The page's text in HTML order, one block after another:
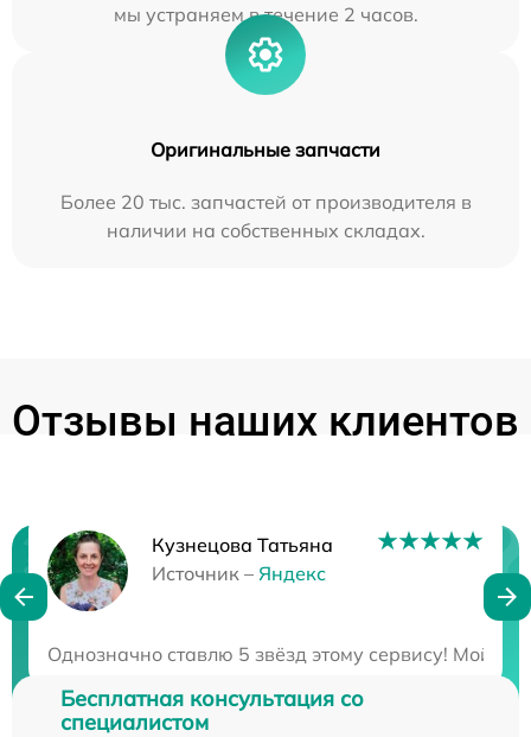
мы устраняем в течение 2 часов.
Оригинальные запчасти
Более 20 тыс. запчастей от производителя в
наличии на собственных складах.
Отзывы наших клиентов
Кузнецова Татьяна
Источник – Яндекс
Однозначно ставлю 5 звёзд этому сервису! Мой
Нужна консультация?
Бесплатная консультация со
специалистом